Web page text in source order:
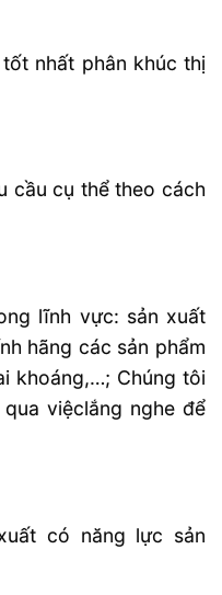
nhất phân khúc thị
cầu cụ thể theo cách
lĩnh vực: sản xuất
hãng các sản phẩm
khoáng,…; Chúng tôi
việclắng nghe để
có năng lực sản